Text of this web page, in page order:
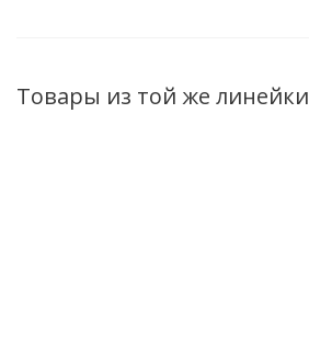
Товары из той же линейки